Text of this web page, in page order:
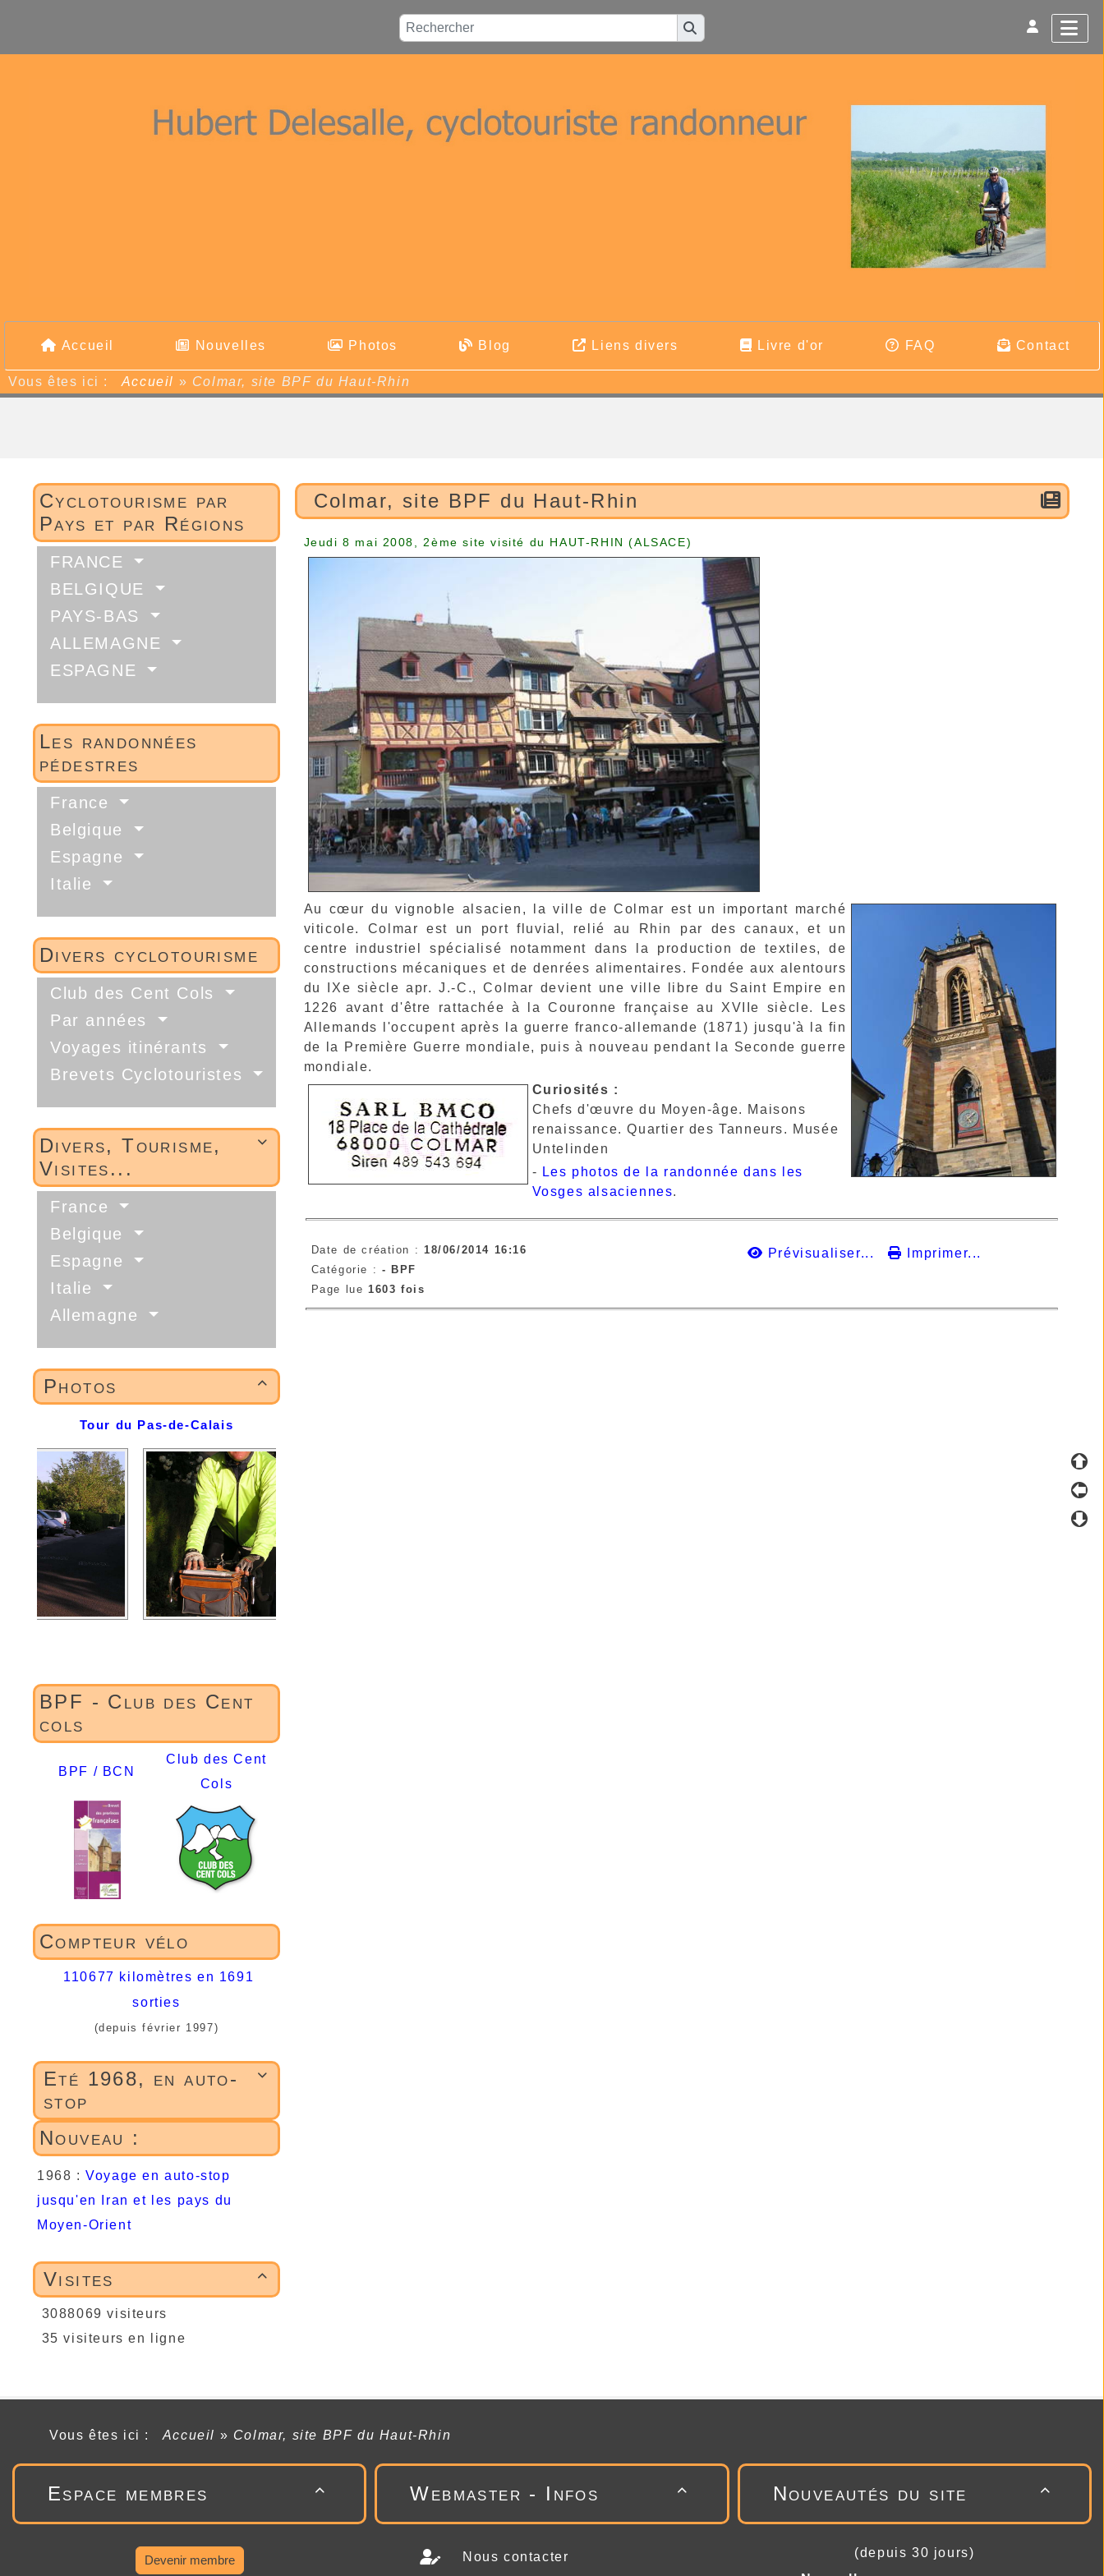
Accueil Nouvelles Photos Blog Liens divers Livre d'or FAQ Contact
Vous êtes ici : Accueil » Colmar, site BPF du Haut-Rhin
Cyclotourisme par
Pays et par Régions
FRANCE
BELGIQUE
PAYS-BAS
ALLEMAGNE
ESPAGNE
Les randonnées
pédestres
France
Belgique
Espagne
Italie
Divers cyclotourisme
Club des Cent Cols
Par années
Voyages itinérants
Brevets Cyclotouristes

Divers, Tourisme,
Visites...
France
Belgique
Espagne
Italie
Allemagne

Photos
Tour du Pas-de-Calais
BPF - Club des Cent
cols
BPF / BCN
Club des Cent
Cols
Compteur vélo
110677 kilomètres en 1691
sorties
(depuis février 1997)

Eté 1968, en auto-
stop
Nouveau :
1968 :Voyage en auto-stop
jusqu'en Iran et les pays du
Moyen-Orient

Visites
3088069 visiteurs
35 visiteurs en ligne
Colmar, site BPF du Haut-Rhin
Jeudi 8 mai 2008, 2ème site visité du HAUT-RHIN (ALSACE)
Au cœur du vignoble alsacien, la ville de Colmar est un important marché
viticole. Colmar est un port fluvial, relié au Rhin par des canaux, et un
centre industriel spécialisé notamment dans la production de textiles, de
constructions mécaniques et de denrées alimentaires. Fondée aux alentours
du IXe siècle apr. J.-C., Colmar devient une ville libre du Saint Empire en
1226 avant d'être rattachée à la Couronne française au XVIIe siècle. Les
Allemands l'occupent après la guerre franco-allemande (1871) jusqu'à la fin
de la Première Guerre mondiale, puis à nouveau pendant la Seconde guerre
mondiale.
Curiosités :
Chefs d'œuvre du Moyen-âge. Maisons
renaissance. Quartier des Tanneurs. Musée
Untelinden
- Les photos de la randonnée dans les
Vosges alsaciennes.
Date de création : 18/06/2014 16:16
Catégorie : - BPF
Page lue 1603 fois
Prévisualiser... Imprimer...
Vous êtes ici : Accueil » Colmar, site BPF du Haut-Rhin

Espace membres
Devenir membre

Webmaster - Infos
Nous contacter

Nouveautés du site
(depuis 30 jours)